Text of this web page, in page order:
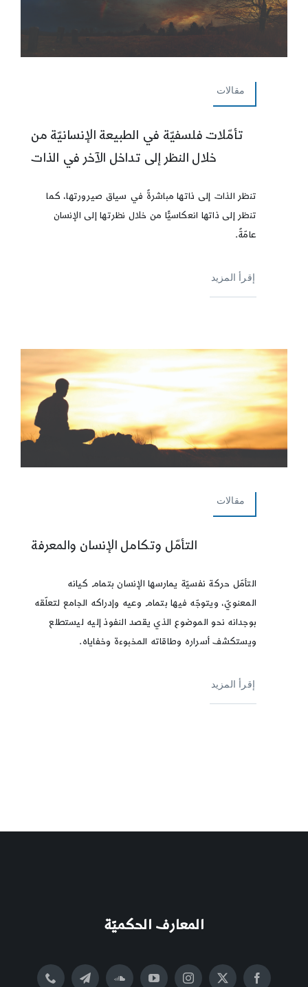
مقالات
تأمّلات فلسفيّة في الطبيعة الإنسانيّة من
خلال النظر إلى تداخل الآخر في الذات
تنظر الذات إلى ذاتها مباشرةً في سياق صيرورتها، كما
تنظر إلى ذاتها انعكاسيًّا من خلال نظرتها إلى الإنسان
عامّةً.
إقرأ المزيد
مقالات
التأمّل وتكامل الإنسان والمعرفة
التأمّل حركة نفسيّة يمارسها الإنسان بتمام كيانه
المعنويّ، ويتوجّه فيها بتمام وعيه وإدراكه الجامع لتعلّقه
بوجدانه نحو الموضوع الذي يقصد النفوذ إليه ليستطلع
ويستكشف أسراره وطاقاته المخبوءة وخفاياه.
إقرأ المزيد
المعارف الحكميّة